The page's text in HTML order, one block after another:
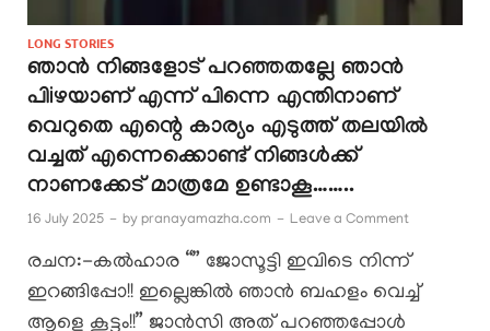
LONG STORIES
ഞാൻ നിങ്ങളോട് പറഞ്ഞതല്ലേ ഞാൻ
പിiഴയാണ് എന്ന് പിന്നെ എന്തിനാണ്
വെറുതെ എന്റെ കാര്യം എടുത്ത് തലയിൽ
വച്ചത് എന്നെക്കൊണ്ട് നിങ്ങൾക്ക്
നാണക്കേട് മാത്രമേ ഉണ്ടാകൂ……..
16 July 2025 - by pranayamazha.com - Leave a Comment
രചന:-കൽഹാര “” ജോസൂട്ടി ഇവിടെ നിന്ന്
ഇറങ്ങിപ്പോ!! ഇല്ലെങ്കിൽ ഞാൻ ബഹളം വെച്ച്
ആളെ കൂട്ടും!!” ജാൻസി അത് പറഞ്ഞപ്പോൾ